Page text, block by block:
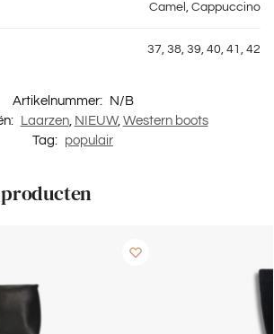
Camel, Cappuccino
37, 38, 39, 40, 41, 42
Artikelnummer:
N/B
Laarzen, NIEUW, Western boots
Tag: populair